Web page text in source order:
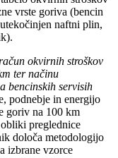
vrste goriva (bencin
naftni plin,
okvirnih stroškov
ter načinu
bencinskih servisih
podnebje in energijo
goriv na 100 km
preglednice
določa metodologijo
izbrane vzorce